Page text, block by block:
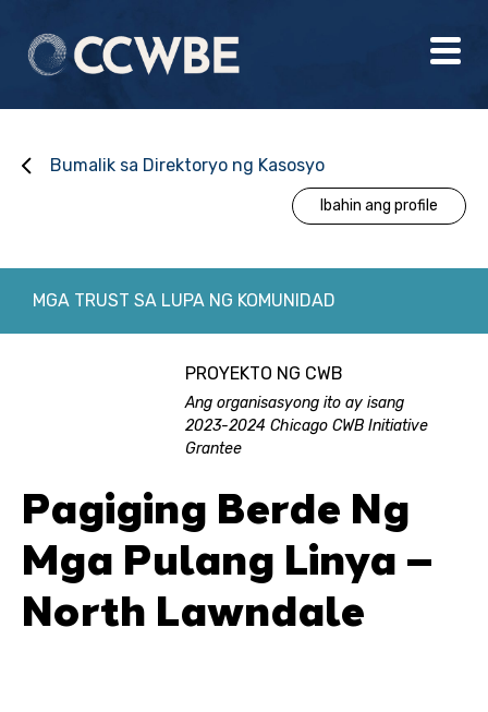
Bumalik sa Direktoryo ng Kasosyo
Ibahin ang profile
MGA TRUST SA LUPA NG KOMUNIDAD
PROYEKTO NG CWB
Ang organisasyong ito ay isang
2023-2024 Chicago CWB Initiative
Grantee
Pagiging Berde Ng
Mga Pulang Linya –
North Lawndale